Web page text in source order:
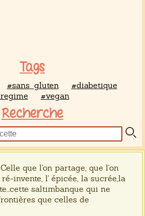
Tags
#sans_gluten
#diabetique
#vegan
Recherche
que l'on partage, que l'on
invente, l' épicée, la sucrée,la
saltimbanque qui ne
que celles de